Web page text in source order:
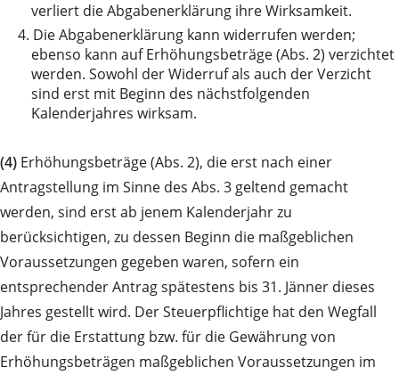
verliert die Abgabenerklärung ihre Wirksamkeit.
4. Die Abgabenerklärung kann widerrufen werden;
ebenso kann auf Erhöhungsbeträge (Abs. 2) verzichtet
werden. Sowohl der Widerruf als auch der Verzicht
sind erst mit Beginn des nächstfolgenden
Kalenderjahres wirksam.
(4) Erhöhungsbeträge (Abs. 2), die erst nach einer
Antragstellung im Sinne des Abs. 3 geltend gemacht
werden, sind erst ab jenem Kalenderjahr zu
berücksichtigen, zu dessen Beginn die maßgeblichen
Voraussetzungen gegeben waren, sofern ein
entsprechender Antrag spätestens bis 31. Jänner dieses
Jahres gestellt wird. Der Steuerpflichtige hat den Wegfall
der für die Erstattung bzw. für die Gewährung von
Erhöhungsbeträgen maßgeblichen Voraussetzungen im